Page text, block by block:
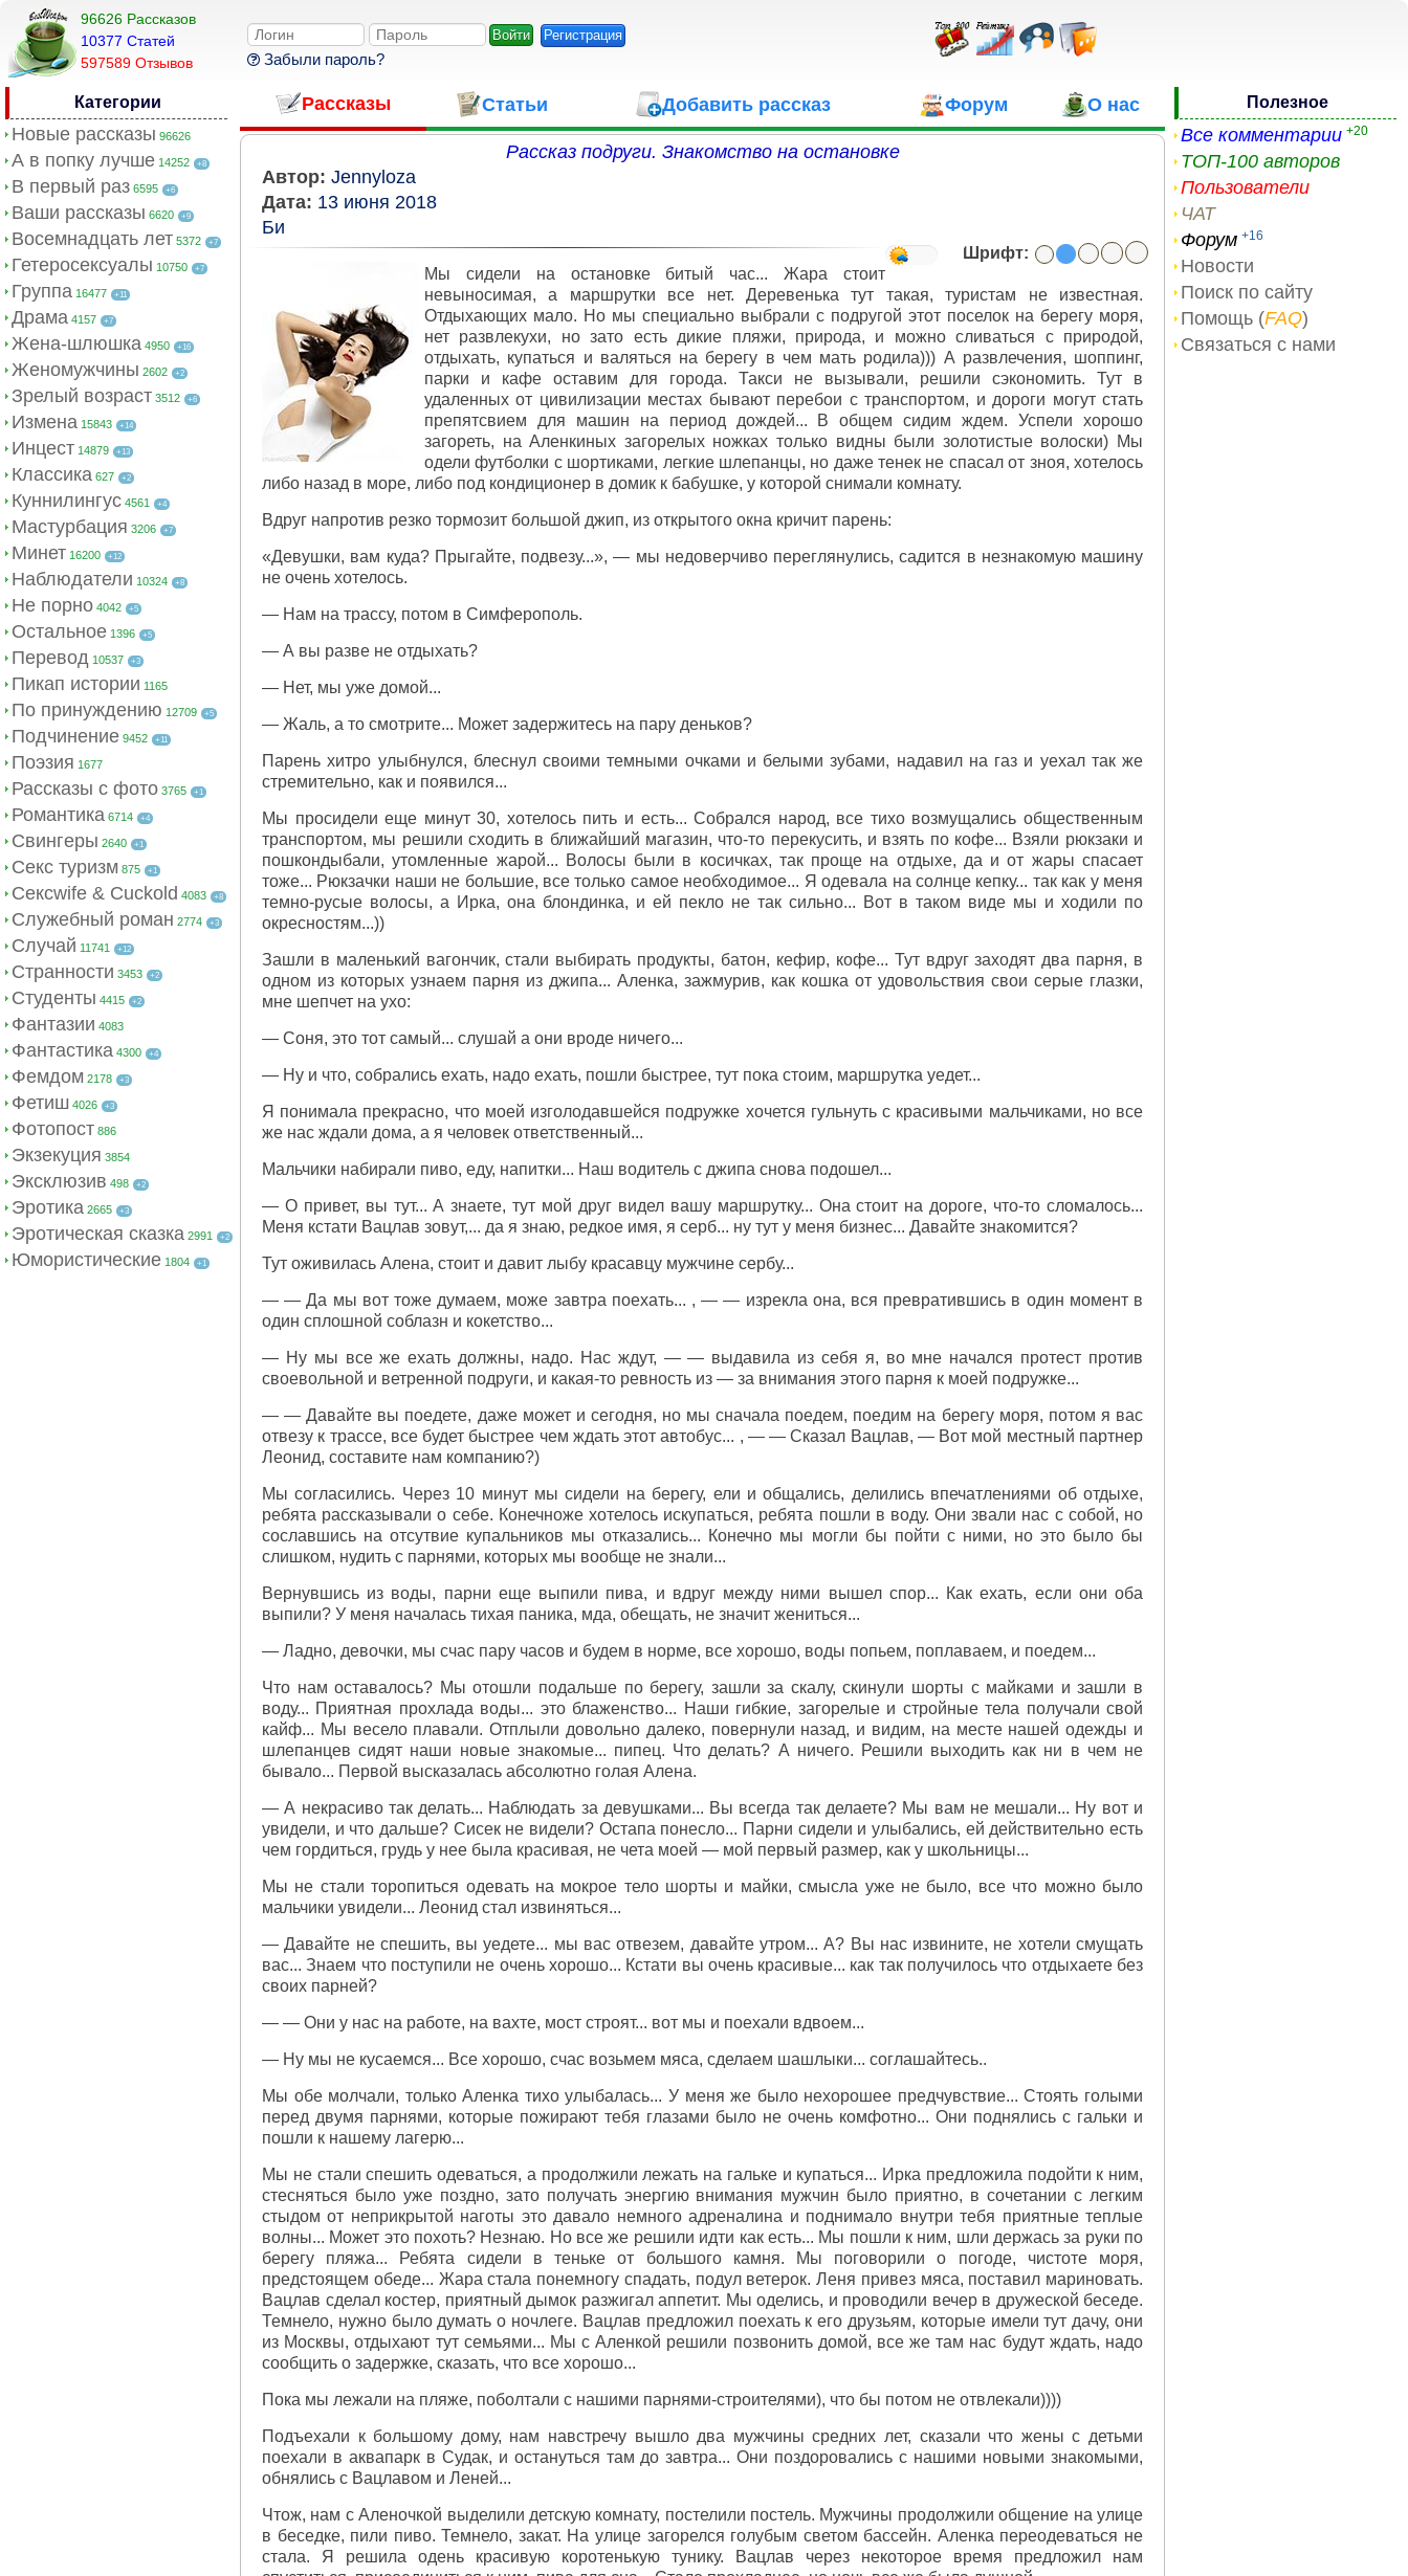
96626 Рассказов
10377 Cтатей
597589 Отзывов
Регистрация
Забыли пароль?
Категории
Новые рассказы 96626
А в попку лучше 14252 +8
В первый раз 6595 +6
Ваши рассказы 6620 +9
Восемнадцать лет 5372 +7
Гетеросексуалы 10750 +7
Группа 16477 +11
Драма 4157 +7
Жена-шлюшка 4950 +16
Женомужчины 2602 +2
Зрелый возраст 3512 +6
Измена 15843 +14
Инцест 14879 +13
Классика 627 +2
Куннилингус 4561 +4
Мастурбация 3206 +7
Минет 16200 +12
Наблюдатели 10324 +8
Не порно 4042 +5
Остальное 1396 +5
Перевод 10537 +3
Пикап истории 1165
По принуждению 12709 +5
Подчинение 9452 +11
Поэзия 1677
Рассказы с фото 3765 +1
Романтика 6714 +4
Свингеры 2640 +1
Секс туризм 875 +1
Сексwife & Cuckold 4083 +8
Служебный роман 2774 +3
Случай 11741 +12
Странности 3453 +2
Студенты 4415 +2
Фантазии 4083
Фантастика 4300 +4
Фемдом 2178 +3
Фетиш 4026 +3
Фотопост 886
Экзекуция 3854
Эксклюзив 498 +2
Эротика 2665 +3
Эротическая сказка 2991 +2
Юмористические 1804 +1
Рассказы Статьи Добавить рассказ Форум О нас
Рассказ подруги. Знакомство на остановке
Автор: Jennyloza
Дата: 13 июня 2018
Би
Шрифт:
Мы сидели на остановке битый час... Жара стоит
невыносимая, а маршрутки все нет. Деревенька тут такая, туристам не известная.
Отдыхающих мало. Но мы специально выбрали с подругой этот поселок на берегу моря,
нет развлекухи, но зато есть дикие пляжи, природа, и можно сливаться с природой,
отдыхать, купаться и валяться на берегу в чем мать родила))) А развлечения, шоппинг,
парки и кафе оставим для города. Такси не вызывали, решили сэкономить. Тут в
удаленных от цивилизации местах бывают перебои с транспортом, и дороги могут стать
препятсвием для машин на период дождей... В общем сидим ждем. Успели хорошо
загореть, на Аленкиных загорелых ножках только видны были золотистые волоски) Мы
одели футболки с шортиками, легкие шлепанцы, но даже тенек не спасал от зноя, хотелось
либо назад в море, либо под кондиционер в домик к бабушке, у которой снимали комнату.
Вдруг напротив резко тормозит большой джип, из открытого окна кричит парень:
«Девушки, вам куда? Прыгайте, подвезу...», — мы недоверчиво переглянулись, садится в незнакомую машину
не очень хотелось.
— Нам на трассу, потом в Симферополь.
— А вы разве не отдыхать?
— Нет, мы уже домой...
— Жаль, а то смотрите... Может задержитесь на пару деньков?
Парень хитро улыбнулся, блеснул своими темными очками и белыми зубами, надавил на газ и уехал так же
стремительно, как и появился...
Мы просидели еще минут 30, хотелось пить и есть... Собрался народ, все тихо возмущались общественным
транспортом, мы решили сходить в ближайший магазин, что-то перекусить, и взять по кофе... Взяли рюкзаки и
пошкондыбали, утомленные жарой... Волосы были в косичках, так проще на отдыхе, да и от жары спасает
тоже... Рюкзачки наши не большие, все только самое необходимое... Я одевала на солнце кепку... так как у меня
темно-русые волосы, а Ирка, она блондинка, и ей пекло не так сильно... Вот в таком виде мы и ходили по
окресностям...))
Зашли в маленький вагончик, стали выбирать продукты, батон, кефир, кофе... Тут вдруг заходят два парня, в
одном из которых узнаем парня из джипа... Аленка, зажмурив, как кошка от удовольствия свои серые глазки,
мне шепчет на ухо:
— Соня, это тот самый... слушай а они вроде ничего...
— Ну и что, собрались ехать, надо ехать, пошли быстрее, тут пока стоим, маршрутка уедет...
Я понимала прекрасно, что моей изголодавшейся подружке хочется гульнуть с красивыми мальчиками, но все
же нас ждали дома, а я человек ответственный...
Мальчики набирали пиво, еду, напитки... Наш водитель с джипа снова подошел...
— О привет, вы тут... А знаете, тут мой друг видел вашу маршрутку... Она стоит на дороге, что-то сломалось...
Меня кстати Вацлав зовут,... да я знаю, редкое имя, я серб... ну тут у меня бизнес... Давайте знакомится?
Тут оживилась Алена, стоит и давит лыбу красавцу мужчине сербу...
— — Да мы вот тоже думаем, може завтра поехать... , — — изрекла она, вся превратившись в один момент в
один сплошной соблазн и кокетство...
— Ну мы все же ехать должны, надо. Нас ждут, — — выдавила из себя я, во мне начался протест против
своевольной и ветренной подруги, и какая-то ревность из — за внимания этого парня к моей подружке...
— — Давайте вы поедете, даже может и сегодня, но мы сначала поедем, поедим на берегу моря, потом я вас
отвезу к трассе, все будет быстрее чем ждать этот автобус... , — — Сказал Вацлав, — Вот мой местный партнер
Леонид, составите нам компанию?)
Мы согласились. Через 10 минут мы сидели на берегу, ели и общались, делились впечатлениями об отдыхе,
ребята рассказывали о себе. Конечноже хотелось искупаться, ребята пошли в воду. Они звали нас с собой, но
сославшись на отсутвие купальников мы отказались... Конечно мы могли бы пойти с ними, но это было бы
слишком, нудить с парнями, которых мы вообще не знали...
Вернувшись из воды, парни еще выпили пива, и вдруг между ними вышел спор... Как ехать, если они оба
выпили? У меня началась тихая паника, мда, обещать, не значит жениться...
— Ладно, девочки, мы счас пару часов и будем в норме, все хорошо, воды попьем, поплаваем, и поедем...
Что нам оставалось? Мы отошли подальше по берегу, зашли за скалу, скинули шорты с майками и зашли в
воду... Приятная прохлада воды... это блаженство... Наши гибкие, загорелые и стройные тела получали свой
кайф... Мы весело плавали. Отплыли довольно далеко, повернули назад, и видим, на месте нашей одежды и
шлепанцев сидят наши новые знакомые... пипец. Что делать? А ничего. Решили выходить как ни в чем не
бывало... Первой высказалась абсолютно голая Алена.
— А некрасиво так делать... Наблюдать за девушками... Вы всегда так делаете? Мы вам не мешали... Ну вот и
увидели, и что дальше? Сисек не видели? Остапа понесло... Парни сидели и улыбались, ей действительно есть
чем гордиться, грудь у нее была красивая, не чета моей — мой первый размер, как у школьницы...
Мы не стали торопиться одевать на мокрое тело шорты и майки, смысла уже не было, все что можно было
мальчики увидели... Леонид стал извиняться...
— Давайте не спешить, вы уедете... мы вас отвезем, давайте утром... А? Вы нас извините, не хотели смущать
вас... Знаем что поступили не очень хорошо... Кстати вы очень красивые... как так получилось что отдыхаете без
своих парней?
— — Они у нас на работе, на вахте, мост строят... вот мы и поехали вдвоем...
— Ну мы не кусаемся... Все хорошо, счас возьмем мяса, сделаем шашлыки... соглашайтесь..
Мы обе молчали, только Аленка тихо улыбалась... У меня же было нехорошее предчувствие... Стоять голыми
перед двумя парнями, которые пожирают тебя глазами было не очень комфотно... Они поднялись с гальки и
пошли к нашему лагерю...
Мы не стали спешить одеваться, а продолжили лежать на гальке и купаться... Ирка предложила подойти к ним,
стесняться было уже поздно, зато получать энергию внимания мужчин было приятно, в сочетании с легким
стыдом от неприкрытой наготы это давало немного адреналина и поднимало внутри тебя приятные теплые
волны... Может это похоть? Незнаю. Но все же решили идти как есть... Мы пошли к ним, шли держась за руки по
берегу пляжа... Ребята сидели в теньке от большого камня. Мы поговорили о погоде, чистоте моря,
предстоящем обеде... Жара стала понемногу спадать, подул ветерок. Леня привез мяса, поставил мариновать.
Вацлав сделал костер, приятный дымок разжигал аппетит. Мы оделись, и проводили вечер в дружеской беседе.
Темнело, нужно было думать о ночлеге. Вацлав предложил поехать к его друзьям, которые имели тут дачу, они
из Москвы, отдыхают тут семьями... Мы с Аленкой решили позвонить домой, все же там нас будут ждать, надо
сообщить о задержке, сказать, что все хорошо...
Пока мы лежали на пляже, поболтали с нашими парнями-строителями), что бы потом не отвлекали))))
Подъехали к большому дому, нам навстречу вышло два мужчины средних лет, сказали что жены с детьми
поехали в аквапарк в Судак, и остануться там до завтра... Они поздоровались с нашими новыми знакомыми,
обнялись с Вацлавом и Леней...
Чтож, нам с Аленочкой выделили детскую комнату, постелили постель. Мужчины продолжили общение на улице
в беседке, пили пиво. Темнело, закат. На улице загорелся голубым светом бассейн. Аленка переодеваться не
стала. Я решила одень красивую коротенькую тунику. Вацлав через некоторое время предложил нам
Полезное
Все комментарии +20
ТОП-100 авторов
Пользователи
ЧАТ
Форум +16
Новости
Поиск по сайту
Помощь (FAQ)
Связаться с нами